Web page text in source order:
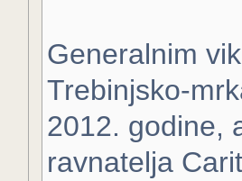
Generalnim
Trebinjsko-
2012. godine,
ravnatelja